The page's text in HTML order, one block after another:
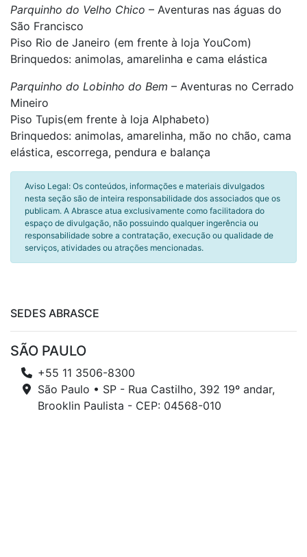
Parquinho do Velho Chico – Aventuras nas águas do
São Francisco
Piso Rio de Janeiro (em frente à loja YouCom)
Brinquedos: animolas, amarelinha e cama elástica
Parquinho do Lobinho do Bem – Aventuras no Cerrado
Mineiro
Piso Tupis(em frente à loja Alphabeto)
Brinquedos: animolas, amarelinha, mão no chão, cama
elástica, escorrega, pendura e balança
Aviso Legal: Os conteúdos, informações e materiais divulgados
nesta seção são de inteira responsabilidade dos associados que os
publicam. A Abrasce atua exclusivamente como facilitadora do
espaço de divulgação, não possuindo qualquer ingerência ou
responsabilidade sobre a contratação, execução ou qualidade de
serviços, atividades ou atrações mencionadas.
SEDES ABRASCE
SÃO PAULO
+55 11 3506-8300
São Paulo • SP - Rua Castilho, 392 19º andar,
Brooklin Paulista - CEP: 04568-010